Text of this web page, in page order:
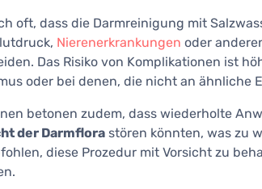
oft, dass die Darmreinigung mit
Nierenerkrankungen oder
Das Risiko von Komplikationen ist
oder bei denen, die nicht an
betonen zudem, dass wiederholte
der Darmflora stören könnten, was zu
diese Prozedur mit Vorsicht zu